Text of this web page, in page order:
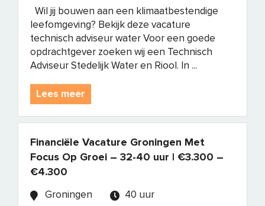
Wil jij bouwen aan een klimaatbestendige
leefomgeving? Bekijk deze vacature
technisch adviseur water Voor een goede
opdrachtgever zoeken wij een Technisch
Adviseur Stedelijk Water en Riool. In ...
Lees meer
Financiële Vacature Groningen Met
Focus Op Groei – 32-40 uur | €3.300 –
€4.300
Groningen
40 uur